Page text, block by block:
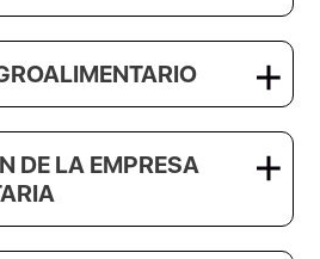
DE LA EMPRESA